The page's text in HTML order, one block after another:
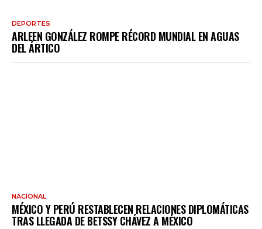
DEPORTES
ARLEEN GONZÁLEZ ROMPE RÉCORD MUNDIAL EN AGUAS
DEL ÁRTICO
NACIONAL
MÉXICO Y PERÚ RESTABLECEN RELACIONES DIPLOMÁTICAS
TRAS LLEGADA DE BETSSY CHÁVEZ A MÉXICO